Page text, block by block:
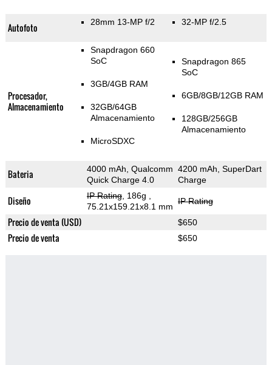
Autofoto 28mm 13-MP f/2 32-MP f/2.5
Procesador,
Almacenamiento
Snapdragon 660
SoC
3GB/4GB RAM
32GB/64GB
Almacenamiento
MicroSDXC
Snapdragon 865
SoC
6GB/8GB/12GB RAM
128GB/256GB
Almacenamiento
Bateria
4000 mAh, Qualcomm
Quick Charge 4.0
4200 mAh, SuperDart
Charge
Diseño IP Rating, 186g
75.21x159.21x8.1 mm
IP Rating
Precio de venta (USD) $650
Precio de venta $650